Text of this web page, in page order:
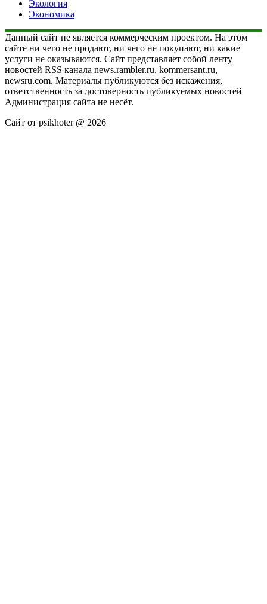
Экология
Экономика
Данный сайт не является коммерческим проектом. На этом
сайте ни чего не продают, ни чего не покупают, ни какие
услуги не оказываются. Сайт представляет собой ленту
новостей RSS канала news.rambler.ru, kommersant.ru,
newsru.com. Материалы публикуются без искажения,
ответственность за достоверность публикуемых новостей
Администрация сайта не несёт.
Сайт от psikhoter @ 2026